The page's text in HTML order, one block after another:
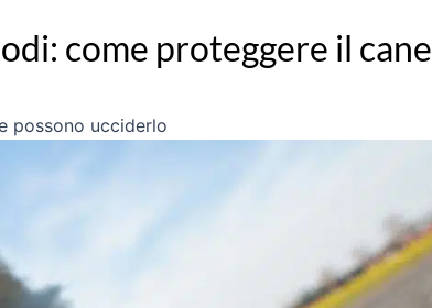
come proteggere il cane
possono ucciderlo